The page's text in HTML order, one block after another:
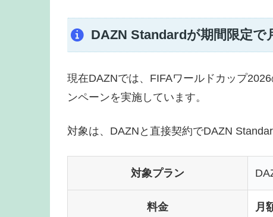
DAZN Standardが期間限定で
現在DAZNでは、FIFAワールドカップ
ンペーンを実施しています。
対象は、DAZNと直接契約でDAZN
対象プラン
料金 月